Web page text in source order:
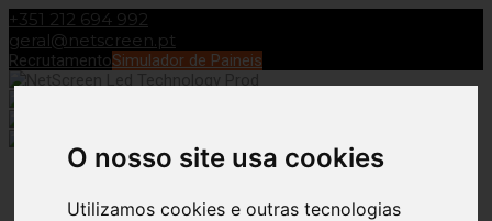
O nosso site usa cookies
Utilizamos cookies e outras tecnologias
+351 212 694 992
geral@netscreen.pt
RecrutamentoSimulador de Paineis